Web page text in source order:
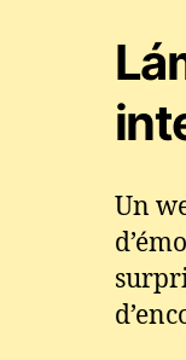
Un